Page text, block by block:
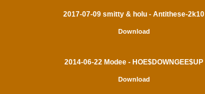
2017-07-09 smitty & holu - Antithese-2k10
Download
2014-06-22 Modee - HOE$DOWNGEE$UP
Download